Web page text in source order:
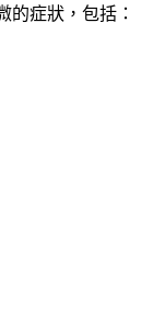
的症狀，包括：